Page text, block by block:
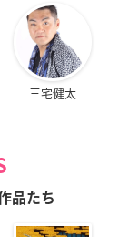
三宅健太
品たち